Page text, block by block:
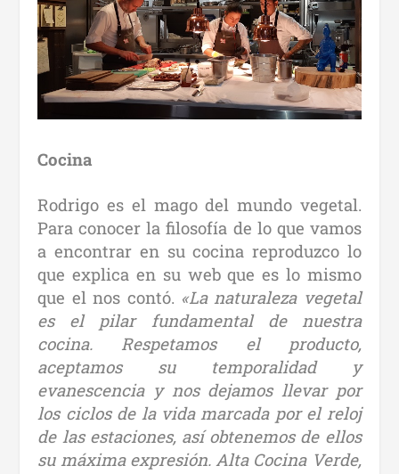
Cocina
Rodrigo es el mago del mundo vegetal.
Para conocer la filosofía de lo que vamos
a encontrar en su cocina reproduzco lo
que explica en su web que es lo mismo
que el nos contó. «La naturaleza vegetal
es el pilar fundamental de nuestra
cocina. Respetamos el producto,
aceptamos su temporalidad y
evanescencia y nos dejamos llevar por
los ciclos de la vida marcada por el reloj
de las estaciones, así obtenemos de ellos
su máxima expresión. Alta Cocina Verde,